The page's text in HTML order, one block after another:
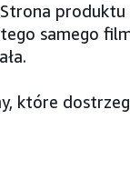
produktu
samego
które